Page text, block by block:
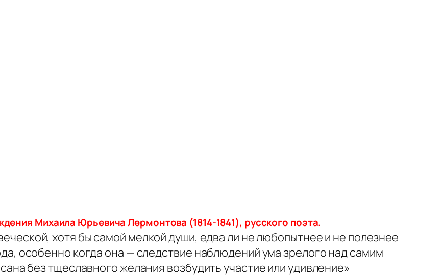
Михаила Юрьевича Лермонтова (1814-1841), русского поэта.
хотя бы самой мелкой души, едва ли не любопытнее и не полезнее
особенно когда она — следствие наблюдений ума зрелого над самим
без тщеславного желания возбудить участие или удивление»